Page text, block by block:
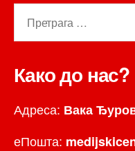
Како до нас?
Адреса: Вака
еПошта: